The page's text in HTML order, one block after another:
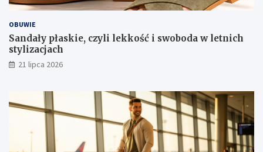
OBUWIE
Sandały płaskie, czyli lekkość i swoboda w letnich
stylizacjach
21 lipca 2026